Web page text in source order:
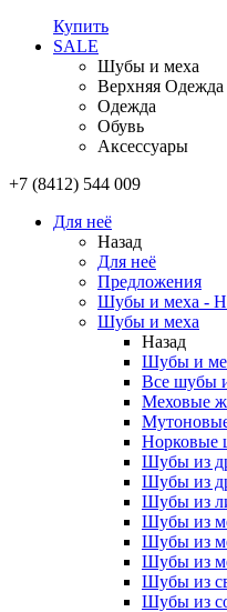
Купить
SALE
Шубы и меха
Верхняя Одежда
Одежда
Обувь
Аксессуары
+7 (8412) 544 009
Для неё
Назад
Для неё
Предложения
Шубы и меха -
Шубы и меха
Назад
Шубы и
Все шубы
Меховые
Норковые
Шубы из
Шубы из
Шубы из
Шубы из
Шубы из
Шубы из
Шубы из
Шубы из